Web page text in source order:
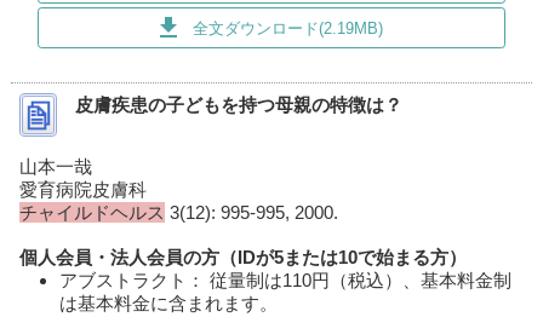
download 全文ダウンロード(2.19MB)
皮膚疾患の子どもを持つ母親の特徴は？
山本一哉
愛育病院皮膚科
チャイルドヘルス 3(12): 995-995, 2000.
個人会員・法人会員の方（IDが5または10で始まる方）
アブストラクト： 従量制は110円（税込）、基本料金制
は基本料金に含まれます。